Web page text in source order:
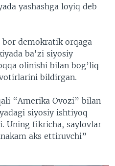
yashashga loyiq deb
bor demokratik orqaga
ba'zi siyosiy
olinishi bilan bog’liq
bildirgan.
“Amerika Ovozi” bilan
siyosiy ishtiyoq
Uning fikricha, saylovlar
aks ettiruvchi”